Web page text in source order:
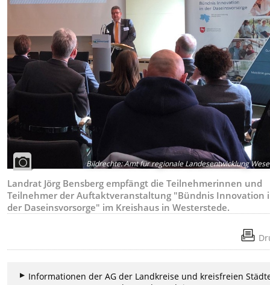
Bildrechte:Amt für regionale Landesentwicklung
Landrat Jörg Bensberg empfängt die Teilnehmerinnen und
Teilnehmer der Auftaktveranstaltung "Bündnis Innovation
der Daseinsvorsorge" im Kreishaus in Westerstede.
Informationen der AG der Landkreise und kreisfreien